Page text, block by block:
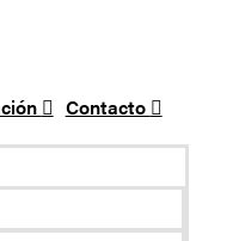
Contacto